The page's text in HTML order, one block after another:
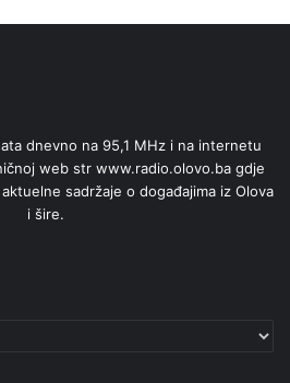
dnevno na 95,1 MHz i na internetu
web str www.radio.olovo.ba gdje
sadržaje o događajima iz Olova
i šire.